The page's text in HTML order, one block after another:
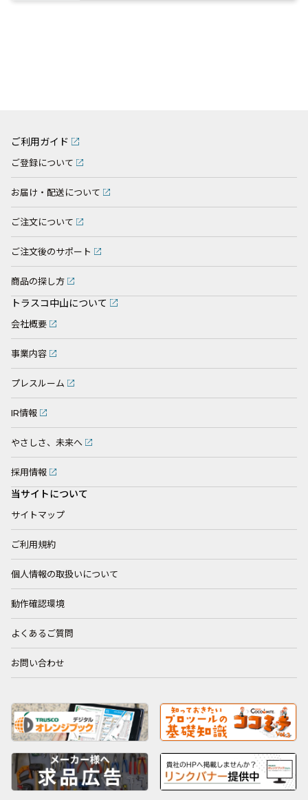
ご利用ガイド
ご登録について
お届け・配送について
ご注文について
ご注文後のサポート
商品の探し方
トラスコ中山について
会社概要
事業内容
プレスルーム
IR情報
やさしさ、未来へ
採用情報
当サイトについて
サイトマップ
ご利用規約
個人情報の取扱いについて
動作確認環境
よくあるご質問
お問い合わせ